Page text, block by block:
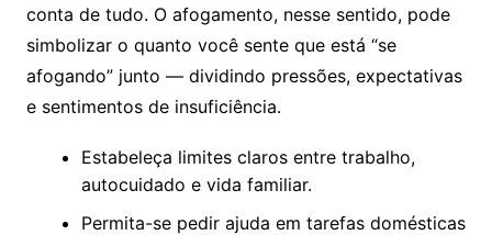
conta de tudo. O afogamento, nesse sentido, pode
simbolizar o quanto você sente que está “se
afogando” junto — dividindo pressões, expectativas
e sentimentos de insuficiência.
Estabeleça limites claros entre trabalho,
autocuidado e vida familiar.
Permita-se pedir ajuda em tarefas domésticas